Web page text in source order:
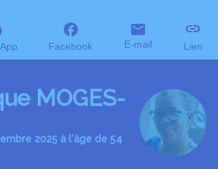
Facebook E-mail Lien
MOGES-
2025 à l'âge de 54